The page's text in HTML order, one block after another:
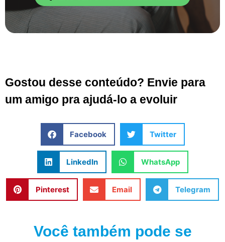
Gostou desse conteúdo? Envie para
um amigo pra ajudá-lo a evoluir
Facebook Twitter
LinkedIn WhatsApp
Pinterest Email Telegram
Você também pode se